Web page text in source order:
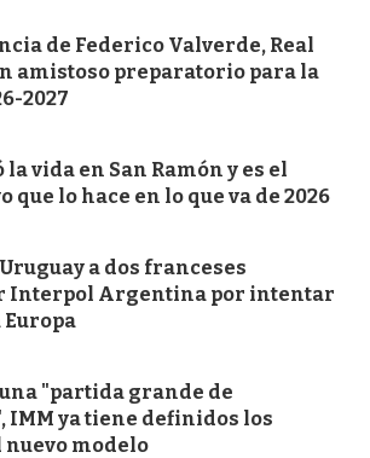
de Federico Valverde, Real
amistoso preparatorio para la
2027
vida en San Ramón y es el
que lo hace en lo que va de 2026
a dos franceses
Interpol Argentina por intentar
"partida grande de
IMM ya tiene definidos los
modelo